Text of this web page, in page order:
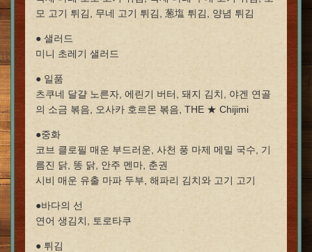
모 고기 튀김, 무네 고기 튀김, 葱塩 튀김, 양념 튀김
● 샐러드
미니 초레기 샐러드
● 일품
츠쿠네 달걀 노른자, 에린기 버터, 돼지 김치, 야겐 연골
의 소금 볶음, 오사카 호르몬 볶음, THE ★ Chijimi
●중화
코브 클로필 매운 부드러운, 사천 풍 마제 메밀 국수, 기
름진 닭, 똥 닭, 안주 멘마, 춘권
시비 매운 유출 마파 두부, 해파리 김치와 고기 고기
●바다의 선
연어 생김치, 토로타쿠
● 튀김